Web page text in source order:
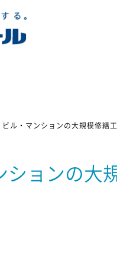
ビル・マンションの大規模修繕
ションの大